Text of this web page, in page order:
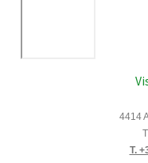
4414
T.